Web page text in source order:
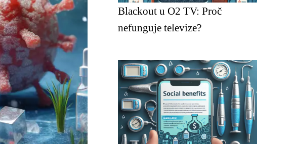
Blackout u O2 TV: Proč
nefunguje televize?